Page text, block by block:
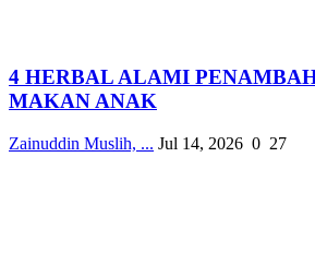
4 HERBAL ALAMI
MAKAN ANAK
Zainuddin Muslih, ... Jul 14, 2026 0 27